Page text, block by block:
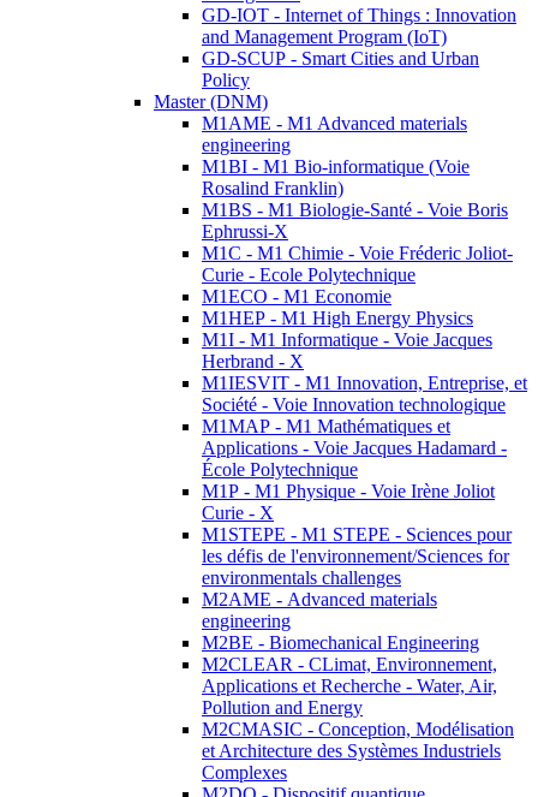
GD-IOT - Internet of Things : Innovation
and Management Program (IoT)
GD-SCUP - Smart Cities and Urban
Policy
Master (DNM)
M1AME - M1 Advanced materials
engineering
M1BI - M1 Bio-informatique (Voie
Rosalind Franklin)
M1BS - M1 Biologie-Santé - Voie Boris
Ephrussi-X
M1C - M1 Chimie - Voie Fréderic Joliot-
Curie - Ecole Polytechnique
M1ECO - M1 Economie
M1HEP - M1 High Energy Physics
M1I - M1 Informatique - Voie Jacques
Herbrand - X
M1IESVIT - M1 Innovation, Entreprise, et
Société - Voie Innovation technologique
M1MAP - M1 Mathématiques et
Applications - Voie Jacques Hadamard -
École Polytechnique
M1P - M1 Physique - Voie Irène Joliot
Curie - X
M1STEPE - M1 STEPE - Sciences pour
les défis de l'environnement/Sciences for
environmentals challenges
M2AME - Advanced materials
engineering
M2BE - Biomechanical Engineering
M2CLEAR - CLimat, Environnement,
Applications et Recherche - Water, Air,
Pollution and Energy
M2CMASIC - Conception, Modélisation
et Architecture des Systèmes Industriels
Complexes